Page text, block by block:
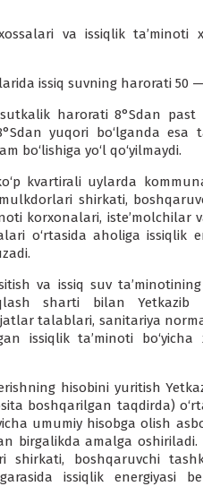
va issiqlik ta’minoti
issiq suvning harorati 50 —
harorati 8°Sdan
yuqori bo‘lganda esa
bo‘lishiga yo‘l qo‘yilmaydi.
kvartirali uylarda
shirkati,
korxonalari,
o‘rtasida aholiga issiqlik
va issiq suv
sharti bilan Yetkazib
talablari, sanitariya
issiqlik ta’minoti
hisobini yuritish
boshqarilgan taqdirda)
umumiy hisobga olish
birgalikda amalga
shirkati, boshqaruvchi
issiqlik energiyasi